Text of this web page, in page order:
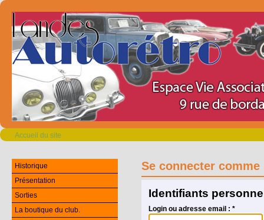
Accueil du site
Se connecter
Identifiants
Login ou adresse email : *
Historique
Présentation
Sorties
La boutique du club.